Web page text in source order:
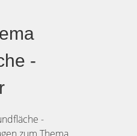
-
-